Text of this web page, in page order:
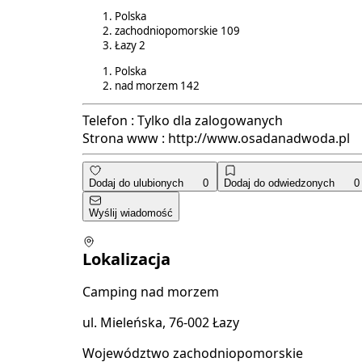
Polska
zachodniopomorskie 109
Łazy2
Polska
nad morzem 142
Telefon : Tylko dla zalogowanych
Strona www : http://www.osadanadwoda.pl
Dodaj do ulubionych 0 Dodaj do odwiedzonych 0
Wyślij wiadomość
Lokalizacja
Camping nad morzem
ul. Mieleńska, 76-002 Łazy
Województwo zachodniopomorskie